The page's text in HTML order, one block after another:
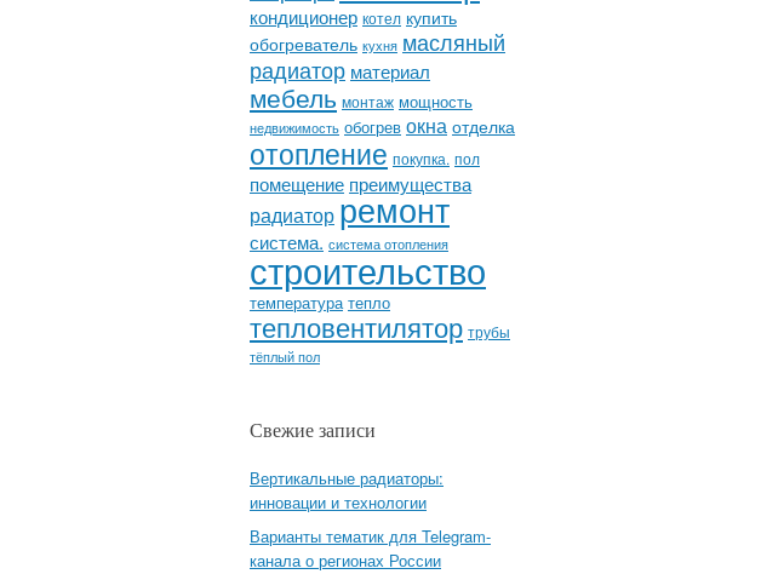
кондиционер котел купить
обогреватель кухня масляный
радиатор материал
мебель монтаж мощность
недвижимость обогрев окна отделка
отопление покупка. пол
помещение преимущества
радиаторремонт
система. система отопления
строительство
температура тепло
тепловентилятор трубы
тёплый пол
Свежие записи
Вертикальные радиаторы:
инновации и технологии
Варианты тематик для Telegram-
канала о регионах России